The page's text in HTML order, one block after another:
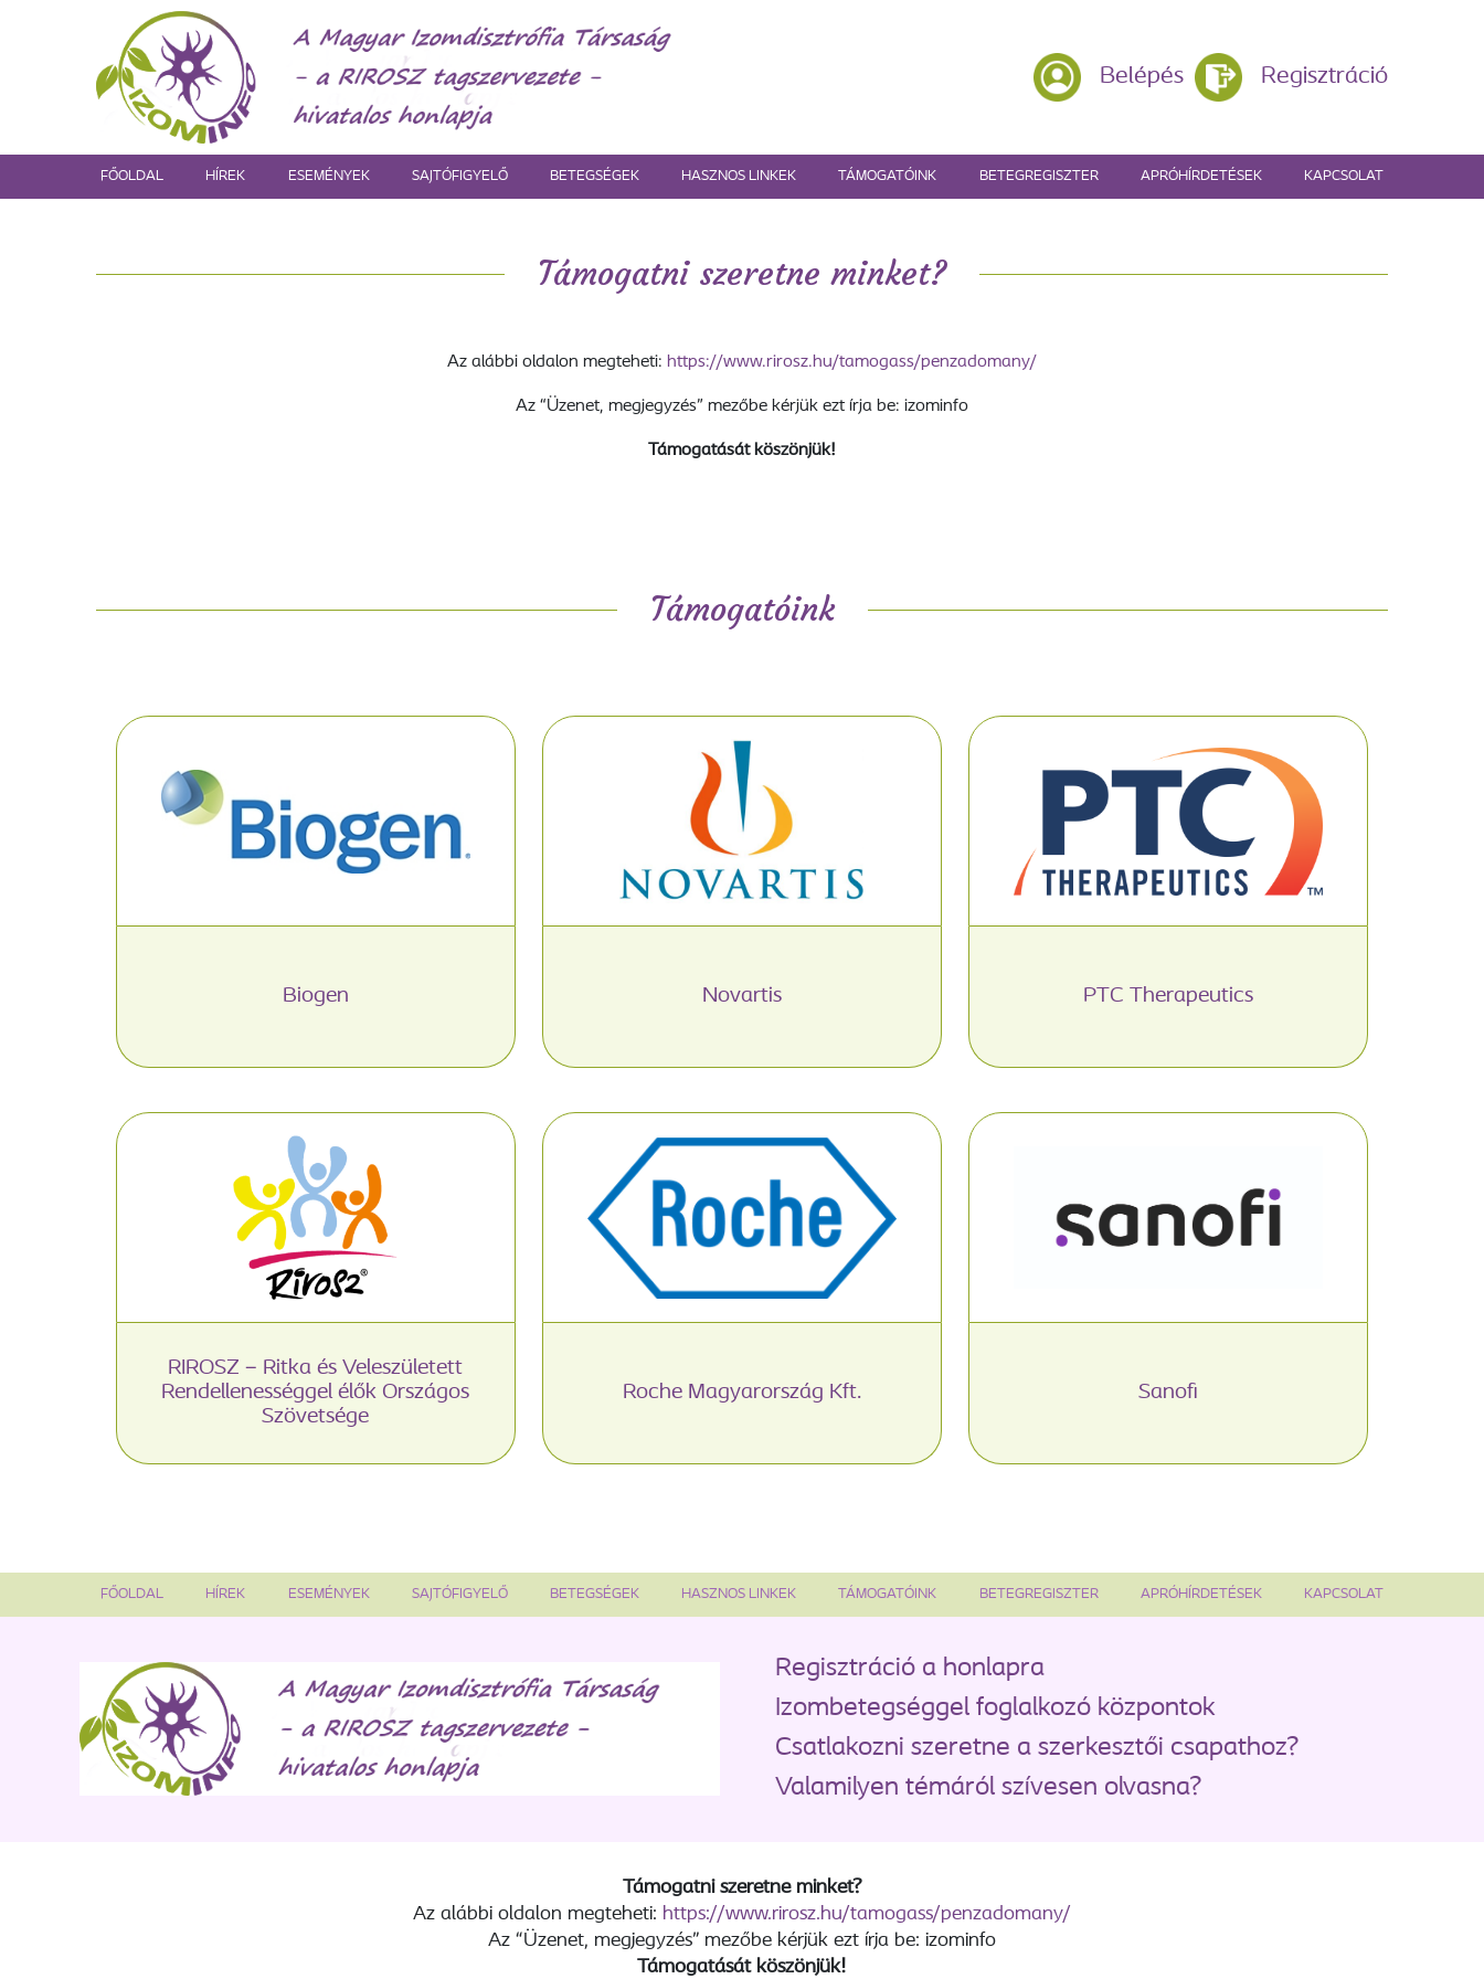
Belépés Regisztráció
FŐOLDAL HÍREK ESEMÉNYEK SAJTÓFIGYELŐ BETEGSÉGEK HASZNOS LINKEK TÁMOGATÓINK BETEGREGISZTER APRÓHÍRDETÉSEK KAPCSOLAT
Támogatni szeretne minket?
Az alábbi oldalon megteheti: https://www.rirosz.hu/tamogass/penzadomany/
Az “Üzenet, megjegyzés” mezőbe kérjük ezt írja be: izominfo
Támogatását köszönjük!
Támogatóink
Biogen Novartis PTC Therapeutics
RIROSZ – Ritka és Veleszületett
Rendellenességgel élők Országos
Szövetsége
Roche Magyarország Kft. Sanofi
FŐOLDAL HÍREK ESEMÉNYEK SAJTÓFIGYELŐ BETEGSÉGEK HASZNOS LINKEK TÁMOGATÓINK BETEGREGISZTER APRÓHÍRDETÉSEK KAPCSOLAT
Regisztráció a honlapra
Izombetegséggel foglalkozó központok
Csatlakozni szeretne a szerkesztői csapathoz?
Valamilyen témáról szívesen olvasna?
Támogatni szeretne minket?
Az alábbi oldalon megteheti: https://www.rirosz.hu/tamogass/penzadomany/
Az “Üzenet, megjegyzés” mezőbe kérjük ezt írja be: izominfo
Támogatását köszönjük!